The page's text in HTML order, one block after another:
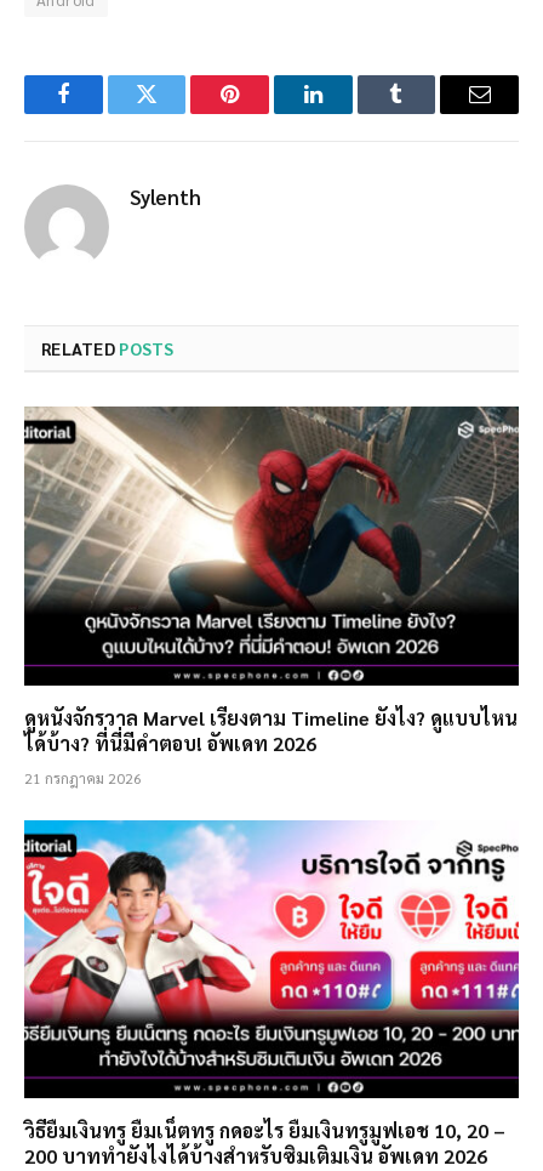
FacebookTwitter Pinterest LinkedInTumblr Email
Sylenth
RELATED POSTS
ดูหนังจักรวาล Marvel เรียงตาม Timeline ยังไง? ดูแบบไหน
ได้บ้าง? ที่นี่มีคำตอบ! อัพเดท 2026
21 กรกฎาคม 2026
วิธียืมเงินทรู ยืมเน็ตทรู กดอะไร ยืมเงินทรูมูฟเอช 10, 20 –
200 บาททำยังไงได้บ้างสำหรับซิมเติมเงิน อัพเดท 2026